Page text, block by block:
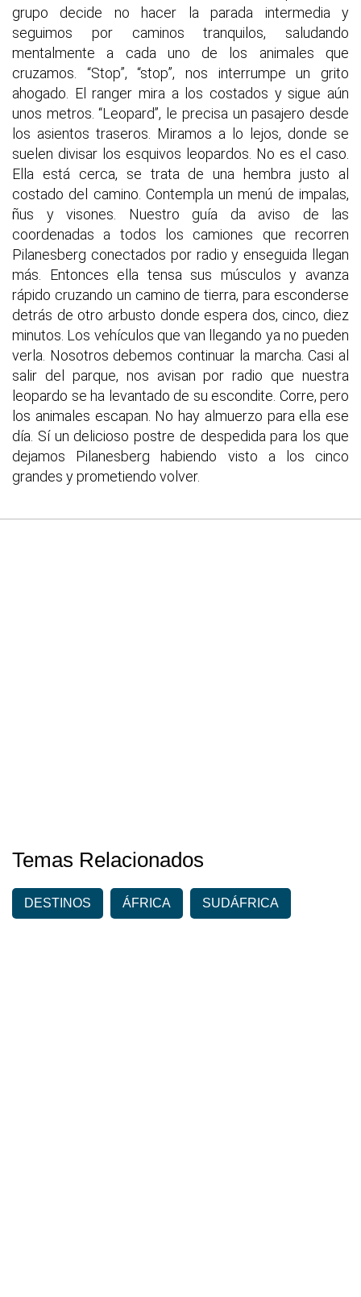
grupo decide no hacer la parada intermedia y
seguimos por caminos tranquilos, saludando
mentalmente a cada uno de los animales que
cruzamos. “Stop”, “stop”, nos interrumpe un grito
ahogado. El ranger mira a los costados y sigue aún
unos metros. “Leopard”, le precisa un pasajero desde
los asientos traseros. Miramos a lo lejos, donde se
suelen divisar los esquivos leopardos. No es el caso.
Ella está cerca, se trata de una hembra justo al
costado del camino. Contempla un menú de impalas,
ñus y visones. Nuestro guía da aviso de las
coordenadas a todos los camiones que recorren
Pilanesberg conectados por radio y enseguida llegan
más. Entonces ella tensa sus músculos y avanza
rápido cruzando un camino de tierra, para esconderse
detrás de otro arbusto donde espera dos, cinco, diez
minutos. Los vehículos que van llegando ya no pueden
verla. Nosotros debemos continuar la marcha. Casi al
salir del parque, nos avisan por radio que nuestra
leopardo se ha levantado de su escondite. Corre, pero
los animales escapan. No hay almuerzo para ella ese
día. Sí un delicioso postre de despedida para los que
dejamos Pilanesberg habiendo visto a los cinco
grandes y prometiendo volver.
Temas Relacionados
DESTINOS ÁFRICA SUDÁFRICA